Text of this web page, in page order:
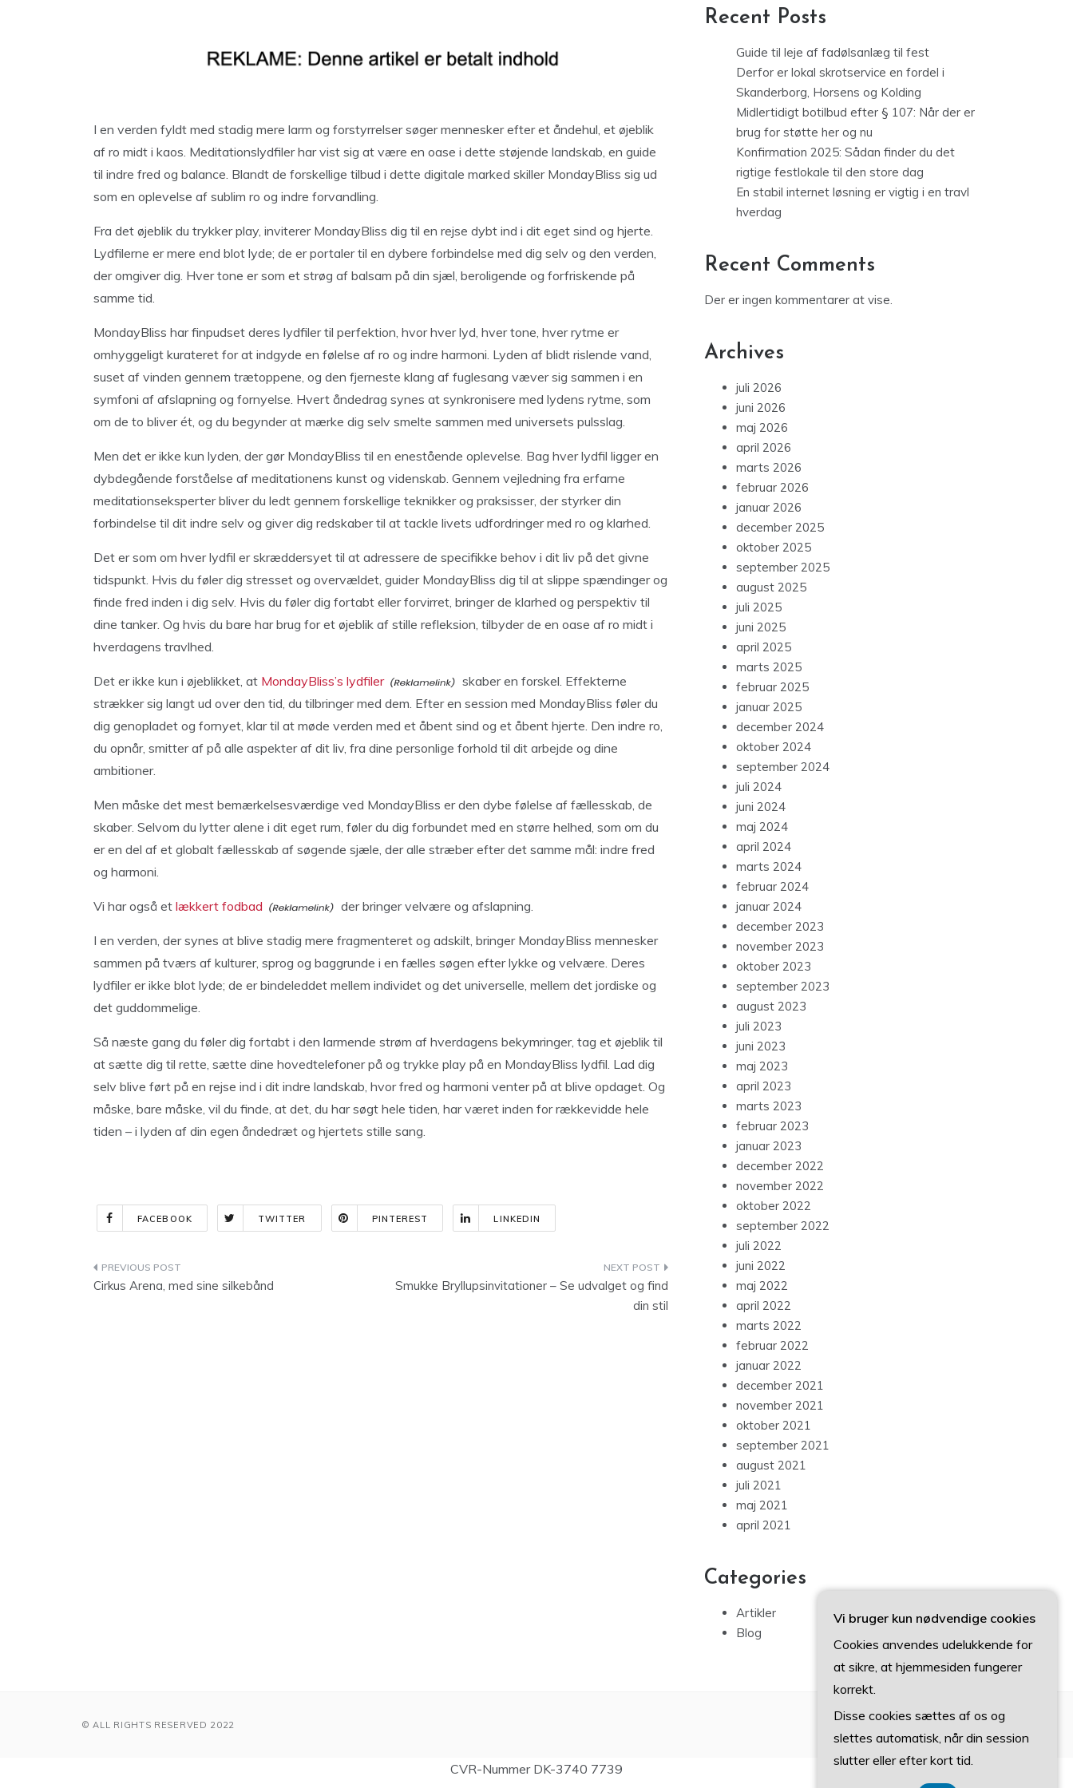
I en verden fyldt med stadig mere larm og forstyrrelser søger mennesker efter et åndehul, et øjeblik
af ro midt i kaos. Meditationslydfiler har vist sig at være en oase i dette støjende landskab, en guide
til indre fred og balance. Blandt de forskellige tilbud i dette digitale marked skiller MondayBliss sig ud
som en oplevelse af sublim ro og indre forvandling.
Fra det øjeblik du trykker play, inviterer MondayBliss dig til en rejse dybt ind i dit eget sind og hjerte.
Lydfilerne er mere end blot lyde; de er portaler til en dybere forbindelse med dig selv og den verden,
der omgiver dig. Hver tone er som et strøg af balsam på din sjæl, beroligende og forfriskende på
samme tid.
MondayBliss har finpudset deres lydfiler til perfektion, hvor hver lyd, hver tone, hver rytme er
omhyggeligt kurateret for at indgyde en følelse af ro og indre harmoni. Lyden af blidt rislende vand,
suset af vinden gennem trætoppene, og den fjerneste klang af fuglesang væver sig sammen i en
symfoni af afslapning og fornyelse. Hvert åndedrag synes at synkronisere med lydens rytme, som
om de to bliver ét, og du begynder at mærke dig selv smelte sammen med universets pulsslag.
Men det er ikke kun lyden, der gør MondayBliss til en enestående oplevelse. Bag hver lydfil ligger en
dybdegående forståelse af meditationens kunst og videnskab. Gennem vejledning fra erfarne
meditationseksperter bliver du ledt gennem forskellige teknikker og praksisser, der styrker din
forbindelse til dit indre selv og giver dig redskaber til at tackle livets udfordringer med ro og klarhed.
Det er som om hver lydfil er skræddersyet til at adressere de specifikke behov i dit liv på det givne
tidspunkt. Hvis du føler dig stresset og overvældet, guider MondayBliss dig til at slippe spændinger og
finde fred inden i dig selv. Hvis du føler dig fortabt eller forvirret, bringer de klarhed og perspektiv til
dine tanker. Og hvis du bare har brug for et øjeblik af stille refleksion, tilbyder de en oase af ro midt i
hverdagens travlhed.
Det er ikke kun i øjeblikket, at MondayBliss’s lydfiler
skaber en forskel. Effekterne
strækker sig langt ud over den tid, du tilbringer med dem. Efter en session med MondayBliss føler du
dig genopladet og fornyet, klar til at møde verden med et åbent sind og et åbent hjerte. Den indre ro,
du opnår, smitter af på alle aspekter af dit liv, fra dine personlige forhold til dit arbejde og dine
ambitioner.
Men måske det mest bemærkelsesværdige ved MondayBliss er den dybe følelse af fællesskab, de
skaber. Selvom du lytter alene i dit eget rum, føler du dig forbundet med en større helhed, som om du
er en del af et globalt fællesskab af søgende sjæle, der alle stræber efter det samme mål: indre fred
og harmoni.
Vi har også et lækkert fodbad der bringer velvære og afslapning.
I en verden, der synes at blive stadig mere fragmenteret og adskilt, bringer MondayBliss mennesker
sammen på tværs af kulturer, sprog og baggrunde i en fælles søgen efter lykke og velvære. Deres
lydfiler er ikke blot lyde; de er bindeleddet mellem individet og det universelle, mellem det jordiske og
det guddommelige.
Så næste gang du føler dig fortabt i den larmende strøm af hverdagens bekymringer, tag et øjeblik til
at sætte dig til rette, sætte dine hovedtelefoner på og trykke play på en MondayBliss lydfil. Lad dig
selv blive ført på en rejse ind i dit indre landskab, hvor fred og harmoni venter på at blive opdaget. Og
måske, bare måske, vil du finde, at det, du har søgt hele tiden, har været inden for rækkevidde hele
tiden – i lyden af din egen åndedræt og hjertets stille sang.
FACEBOOK TWITTER PINTEREST LINKEDIN
Indlægsnavigation
Cirkus Arena, med sine silkebånd
Smukke Bryllupsinvitationer – Se udvalget og find
din stil
Recent Posts
Guide til leje af fadølsanlæg til fest
Derfor er lokal skrotservice en fordel i
Skanderborg, Horsens og Kolding
Midlertidigt botilbud efter § 107: Når der er
brug for støtte her og nu
Konfirmation 2025: Sådan finder du det
rigtige festlokale til den store dag
En stabil internet løsning er vigtig i en travl
hverdag
Recent Comments
Der er ingen kommentarer at vise.
Archives
juli 2026
juni 2026
maj 2026
april 2026
marts 2026
februar 2026
januar 2026
december 2025
oktober 2025
september 2025
august 2025
juli 2025
juni 2025
april 2025
marts 2025
februar 2025
januar 2025
december 2024
oktober 2024
september 2024
juli 2024
juni 2024
maj 2024
april 2024
marts 2024
februar 2024
januar 2024
december 2023
november 2023
oktober 2023
september 2023
august 2023
juli 2023
juni 2023
maj 2023
april 2023
marts 2023
februar 2023
januar 2023
december 2022
november 2022
oktober 2022
september 2022
juli 2022
juni 2022
maj 2022
april 2022
marts 2022
februar 2022
januar 2022
december 2021
november 2021
oktober 2021
september 2021
august 2021
juli 2021
maj 2021
april 2021
Categories
Artikler
Blog
© ALL RIGHTS RESERVED 2022
CVR-Nummer DK-3740 7739
Vi bruger kun nødvendige cookies
Cookies anvendes udelukkende for
at sikre, at hjemmesiden fungerer
korrekt.
Disse cookies sættes af os og
slettes automatisk, når din session
slutter eller efter kort tid.